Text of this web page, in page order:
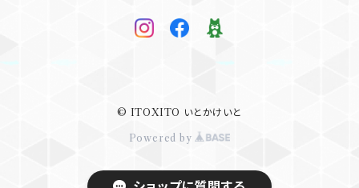
© ITOXITO いとかけいと
Powered by